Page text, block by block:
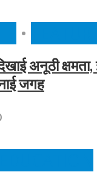
•
अनूठी
जगह